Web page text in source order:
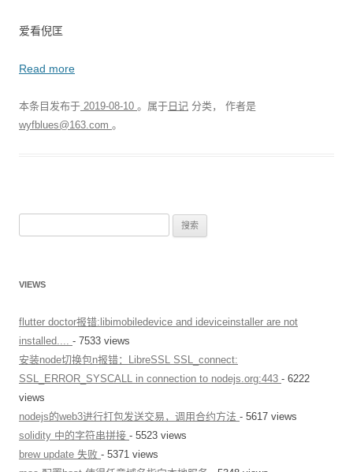
爱看倪匡
Read more
本条目发布于 2019-08-10 。属于 日记 分类， 作者是
wyfblues@163.com 。
VIEWS
flutter doctor报错:libimobiledevice and ideviceinstaller are not
installed.... - 7533 views
安装node切换包n报错：LibreSSL SSL_connect:
SSL_ERROR_SYSCALL in connection to nodejs.org:443 - 6222
views
nodejs的web3进行打包发送交易，调用合约方法 - 5617 views
solidity 中的字符串拼接 - 5523 views
brew update 失败 - 5371 views